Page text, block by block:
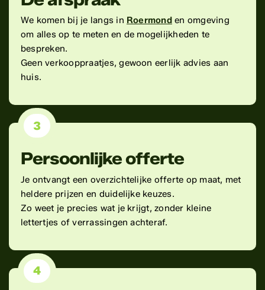
We komen bij je langs in Roermonden omgeving
om alles op te meten en de mogelijkheden te
bespreken.
Geen verkooppraatjes, gewoon eerlijk advies aan
huis.
3
Persoonlijke offerte
Je ontvangt een overzichtelijke offerte op maat, met
heldere prijzen en duidelijke keuzes.
Zo weet je precies wat je krijgt, zonder kleine
lettertjes of verrassingen achteraf.
4